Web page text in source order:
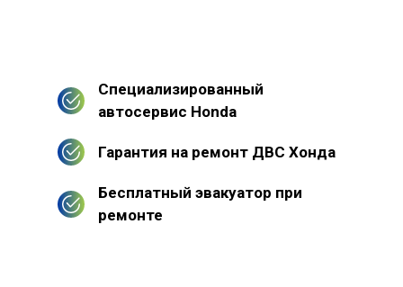
Специализированный
автосервис Honda
Гарантия на ремонт ДВС Хонда
Бесплатный эвакуатор при
ремонте